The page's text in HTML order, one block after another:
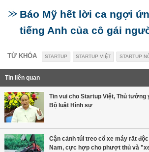
Báo Mỹ hết lời ca ngợi
tiếng Anh của cô gái
TỪ KHÓA STARTUP STARTUP VIỆT STARTUP
Tin liên quan
Tin vui cho Startup Việt, Thủ tướng
Bộ luật Hình sự
Cận cảnh túi treo cổ xe máy rất
Nam, cực hợp cho phượt thủ và